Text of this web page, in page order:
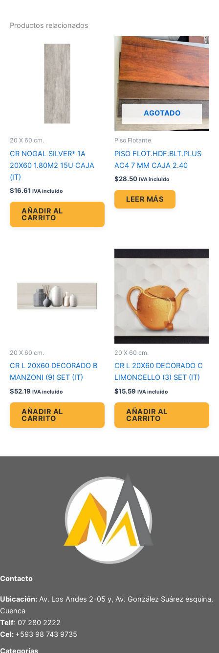
Productos relacionados
20 X 60 cm.
CR NOGAL SILVER* 1A
20X60 1.80M2 15U CAJA
(IT)
$16.61 IVA incluido
AÑADIR AL
CARRITO
AGOTADO
Piso Flotante
PISO FLOT.HDF.BLT.PLUS
AC4 7 MM CAJA 2.40
$28.50 IVA incluido
LEER MÁS
20 X 60 cm.
CR L 20X60 DECORADO B
MANZONI (9) SET (IT)
$52.19 IVA incluido
AÑADIR AL
CARRITO
20 X 60 cm.
CR L 20X60 DECORADO C
LIMONCELLO (3) SET (IT)
$15.59 IVA incluido
AÑADIR AL
CARRITO
Contacto
Ubicación: Av. Los Andes 2-05 y, Av. González Suárez esquina,
Cuenca
Telf: 07 280 2222
Cel: +593 98 743 9735
Categorías